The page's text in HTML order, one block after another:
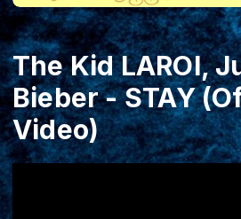
The Kid LAROI,
Bieber - STAY
Video)